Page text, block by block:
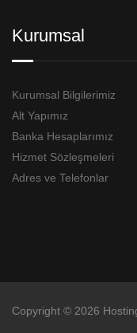
Kurumsal
Kurumsal Bilgilerimiz
Alt Yapımız
Banka Hesaplarımız
Hizmet Sözleşmeleri
Adres ve Telefonlar
Copyright © 2026